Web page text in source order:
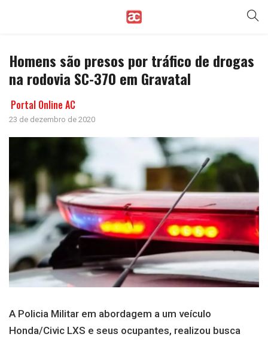
Homens são presos por tráfico de drogas
na rodovia SC-370 em Gravatal
Portal Online AC
23 de dezembro de 2020
A Policia Militar em abordagem a um veículo
Honda/Civic LXS e seus ocupantes, realizou busca